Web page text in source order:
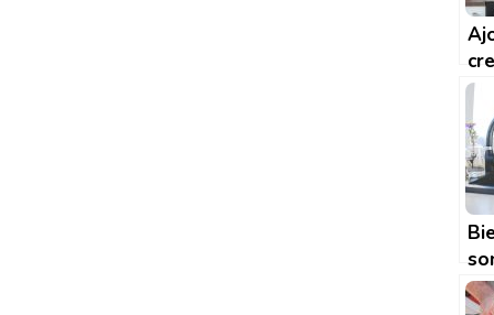
la